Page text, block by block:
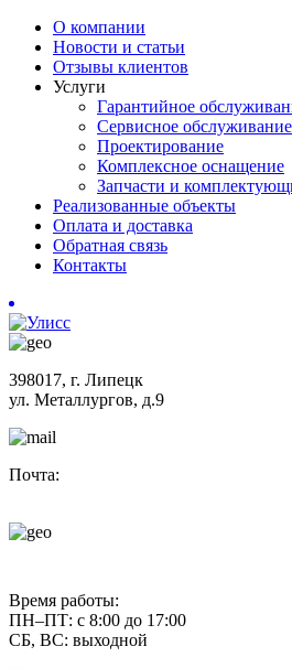
О компании
Новости и статьи
Отзывы клиентов
Услуги
Гарантийное
Сервисное обслуживание
Проектирование
Комплексное оснащение
Запчасти и
Реализованные объекты
Оплата и доставка
Обратная связь
Контакты
398017, г. Липецк
ул. Металлургов, д.9
Почта:
Время работы:
ПН–ПТ: с 8:00 до 17:00
СБ, ВС: выходной